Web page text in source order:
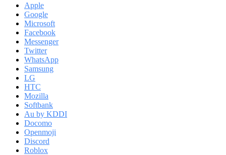
Apple
Google
Microsoft
Facebook
Messenger
Twitter
WhatsApp
Samsung
LG
HTC
Mozilla
Softbank
Au by KDDI
Docomo
Openmoji
Discord
Roblox